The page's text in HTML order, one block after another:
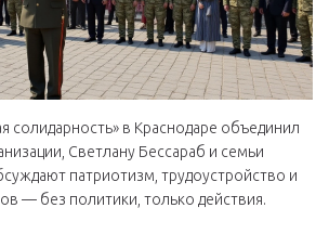
солидарность» в Краснодаре объединил
Светлану Бессараб и семьи
патриотизм, трудоустройство и
— без политики, только действия.